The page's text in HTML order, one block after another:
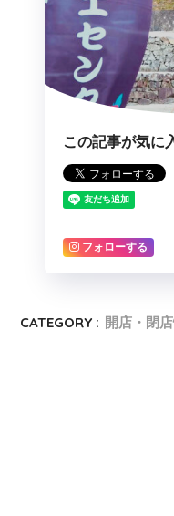
この記事が気に
フォローする
CATEGORY : 開店・閉